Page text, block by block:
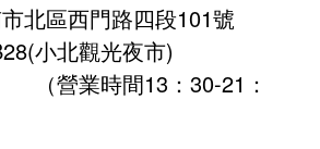
市北區西門路四段101號
(小北觀光夜市)
（營業時間13：30-21：